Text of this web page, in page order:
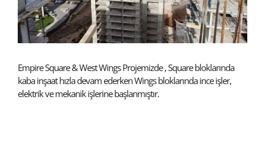
Empire Square & West Wings Projemizde , Square bloklarında
kaba inşaat hızla devam ederken Wings bloklarında ince işler,
elektrik ve mekanik işlerine başlanmıştır.